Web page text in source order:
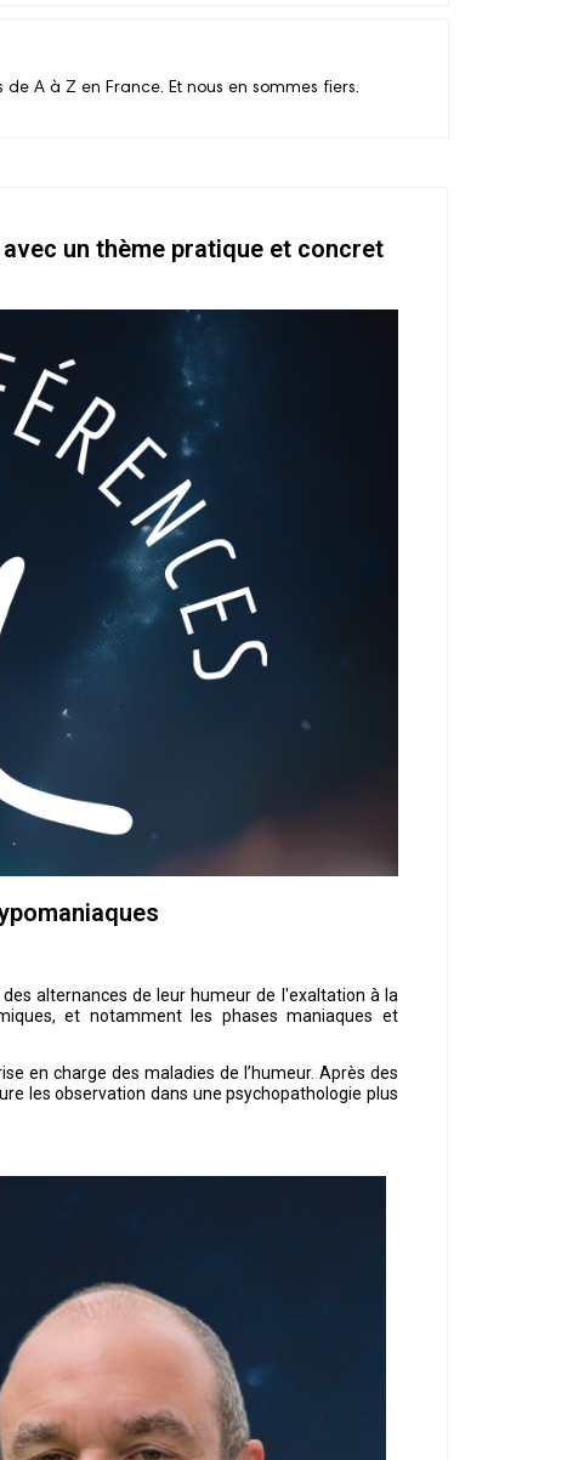
de A à Z en France. Et nous en sommes fiers.
un thème pratique et concret
alternances de leur humeur de l'exaltation à la
et notamment les phases maniaques et
en charge des maladies de l’humeur. Après des
les observation dans une psychopathologie plus